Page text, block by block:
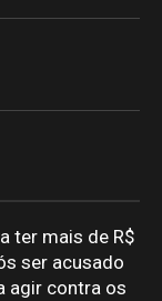
ter mais de R$
ser acusado
agir contra os